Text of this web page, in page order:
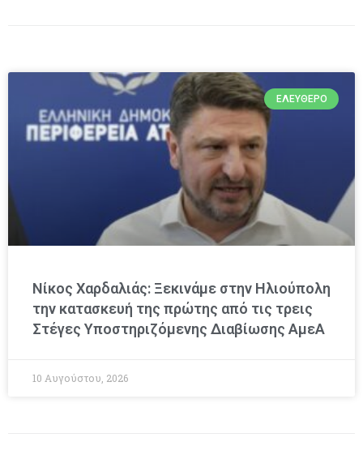
ΕΛΕΎΘΕΡΟ
Νίκος Χαρδαλιάς: Ξεκινάμε στην Ηλιούπολη
την κατασκευή της πρώτης από τις τρεις
Στέγες Υποστηριζόμενης Διαβίωσης ΑμεΑ
10 Αυγούστου, 2026